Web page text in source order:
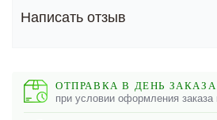
Написать отзыв
ОТПРАВКА В ДЕНЬ ЗАКАЗА
при условии оформления заказа